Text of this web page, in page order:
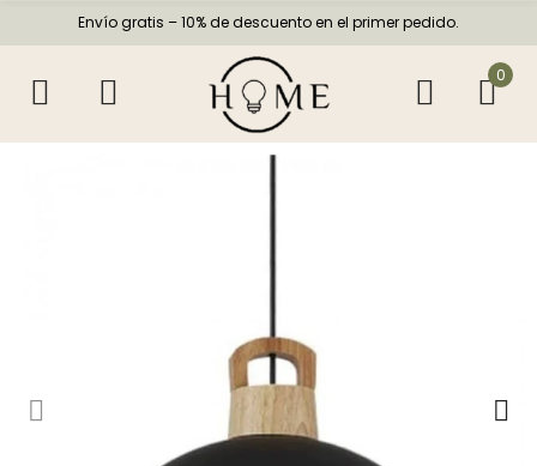
Envío gratis – 10% de descuento en el primer pedido.
0